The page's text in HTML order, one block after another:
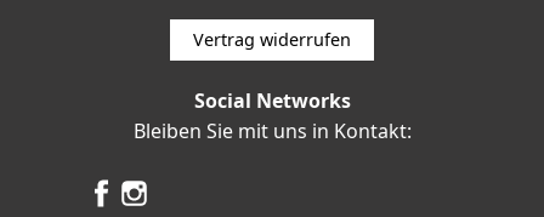
Vertrag widerrufen
Social Networks
Bleiben Sie mit uns in Kontakt: